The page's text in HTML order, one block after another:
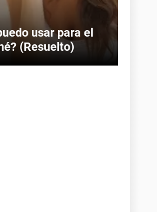
usar para el
(Resuelto)